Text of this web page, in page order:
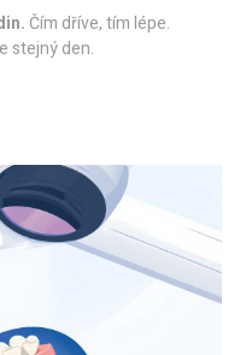
Čím dříve, tím lépe.
stejný den.